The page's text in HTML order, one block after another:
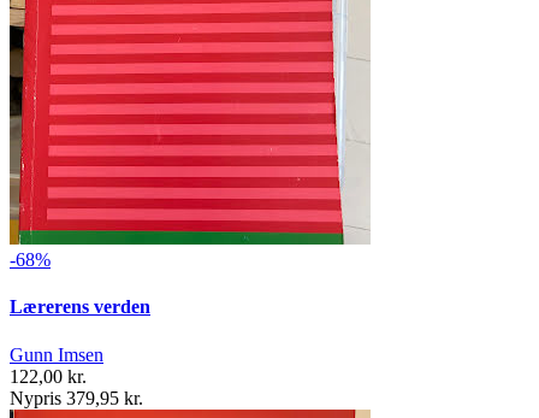
-68%
Lærerens verden
Gunn Imsen
122,00 kr.
Nypris 379,95 kr.